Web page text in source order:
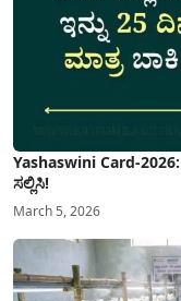
Yashaswini Card-
ಸಲ್ಲಿಸಿ!
March 5, 2026